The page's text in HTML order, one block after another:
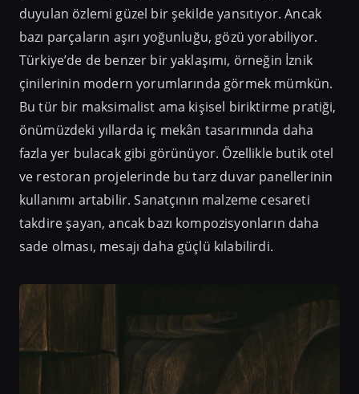
duyulan özlemi güzel bir şekilde yansıtıyor. Ancak
bazı parçaların aşırı yoğunluğu, gözü yorabiliyor.
Türkiye’de de benzer bir yaklaşımı, örneğin İznik
çinilerinin modern yorumlarında görmek mümkün.
Bu tür bir maksimalist ama kişisel biriktirme pratiği,
önümüzdeki yıllarda iç mekân tasarımında daha
fazla yer bulacak gibi görünüyor. Özellikle butik otel
ve restoran projelerinde bu tarz duvar panellerinin
kullanımı artabilir. Sanatçının malzeme cesareti
takdire şayan, ancak bazı kompozisyonların daha
sade olması, mesajı daha güçlü kılabilirdi.